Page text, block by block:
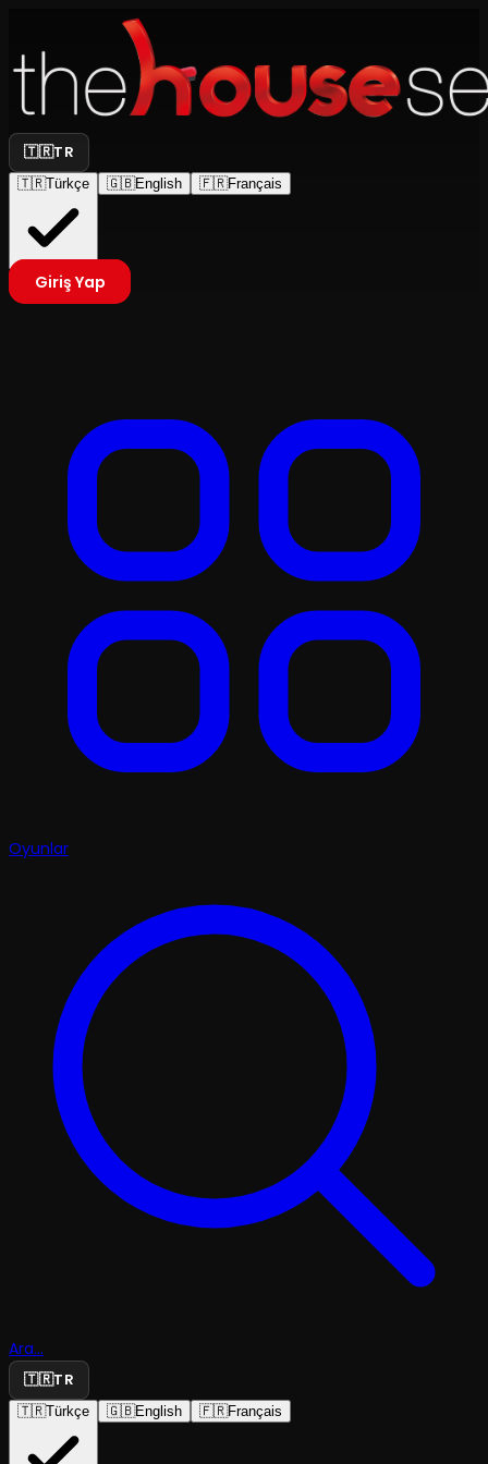
🇹🇷TR
🇹🇷Türkçe 🇬🇧English 🇫🇷Français
Giriş Yap
Oyunlar
Ara...
🇹🇷TR
🇹🇷Türkçe 🇬🇧English 🇫🇷Français